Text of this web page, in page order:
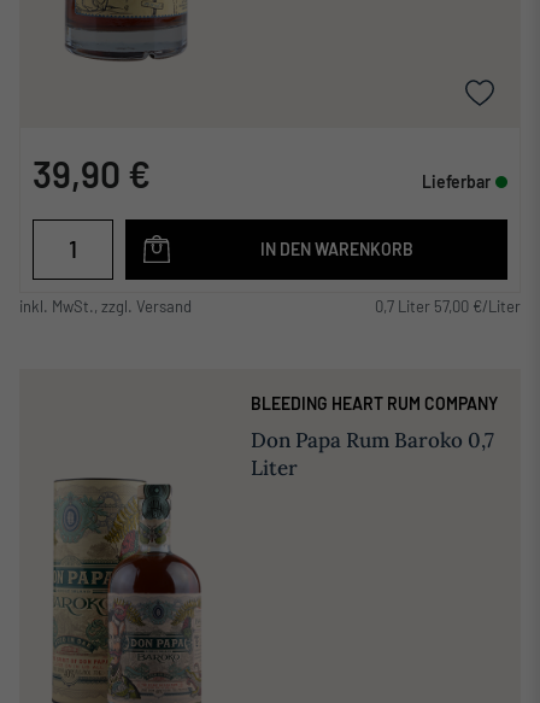
39,90 € Lieferbar
IN DEN WARENKORB
inkl. MwSt., zzgl. Versand 0,7 Liter 57,00 €/Liter
BLEEDING HEART RUM COMPANY
Don Papa Rum Baroko 0,7
Liter